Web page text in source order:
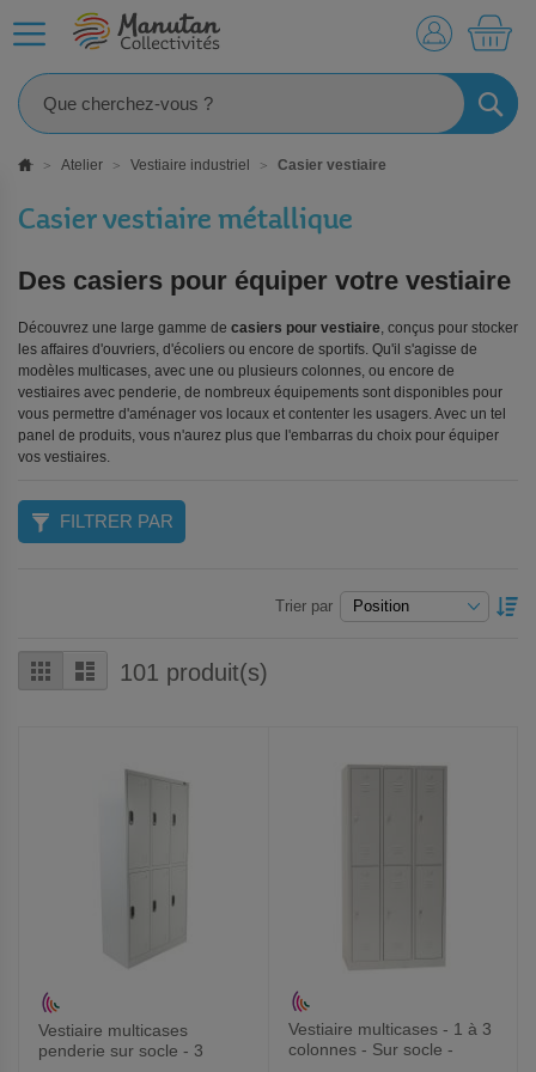
Atelier Vestiaire industriel Casier vestiaire
Casier vestiaire métallique
Des casiers pour équiper votre vestiaire
Découvrez une large gamme de casiers pour vestiaire, conçus pour stocker
les affaires d'ouvriers, d'écoliers ou encore de sportifs. Qu'il s'agisse de
modèles multicases, avec une ou plusieurs colonnes, ou encore de
vestiaires avec penderie, de nombreux équipements sont disponibles pour
vous permettre d'aménager vos locaux et contenter les usagers. Avec un tel
panel de produits, vous n'aurez plus que l'embarras du choix pour équiper
vos vestiaires.
Grille Liste101 produit(s)
Trier par
Vestiaire multicases
penderie sur socle - 3
Vestiaire multicases - 1 à 3
colonnes - Sur socle -
FILTRER PAR